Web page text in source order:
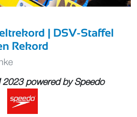
| DSV-Staffel
Rekord
2023 powered by Speedo